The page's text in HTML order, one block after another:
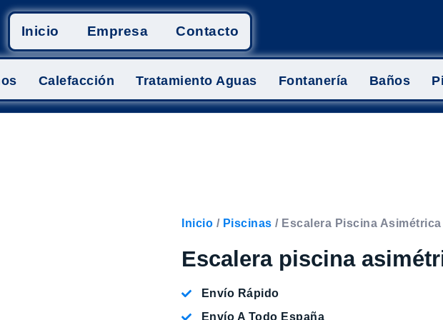
Inicio Empresa Contacto
Calefacción Tratamiento Aguas Fontanería Baños
Inicio / Piscinas / Escalera Piscina
Escalera piscina
Envío Rápido
Envío A Todo España